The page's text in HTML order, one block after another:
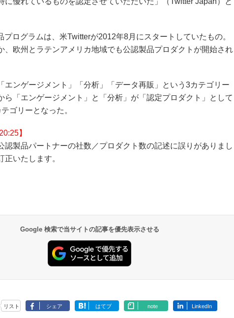
ログラムは、米Twitterが2012年8月にスタートしていたもの。
、欧州とラテンアメリカ地域でも公認製品プロダクトが開始され
ンゲージメント」「分析」「データ再販」という3カテゴリー
ら「エンゲージメント」と「分析」が「認定プロダクト」として
ゴリーとなった。
】
製品パートナーの社数／プロダクト数の記述に誤りがありまし
正いたします。
Google 検索で当サイトの記事を優先表示させる
リスト シェア はてブ note LinkedIn